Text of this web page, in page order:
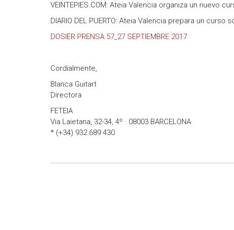
VEINTEPIES.COM: Ateia Valencia organiza un nuevo
DIARIO DEL PUERTO: Ateia Valencia prepara un
DOSIER PRENSA 57_27 SEPTIEMBRE 2017
Cordialmente,
Blanca Guitart
Directora
FETEIA
Via Laietana, 32-34, 4º · 08003 BARCELONA
* (+34) 932 689 430